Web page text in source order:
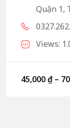
Quận 1,
Views:
45,000₫ –